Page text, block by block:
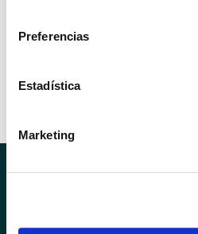
Obtenga más información
web con nuestros partners de
Preferencias
Estadística
Marketing
Encuentra tu vehículo
Km 0 Nuevo